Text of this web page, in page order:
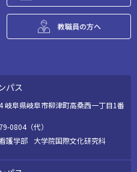
教職員の方へ
パス
岐阜県岐阜市柳津町高桑西一丁目1番
0804（代）
看護学部 大学院国際文化研究科